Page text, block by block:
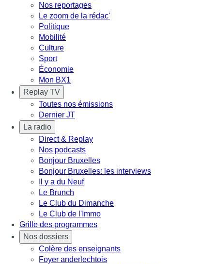
Nos reportages
Le zoom de la rédac'
Politique
Mobilité
Culture
Sport
Économie
Mon BX1
Replay TV
Toutes nos émissions
Dernier JT
La radio
Direct & Replay
Nos podcasts
Bonjour Bruxelles
Bonjour Bruxelles: les interviews
Il y a du Neuf
Le Brunch
Le Club du Dimanche
Le Club de l'Immo
Grille des programmes
Nos dossiers
Colère des enseignants
Foyer anderlechtois